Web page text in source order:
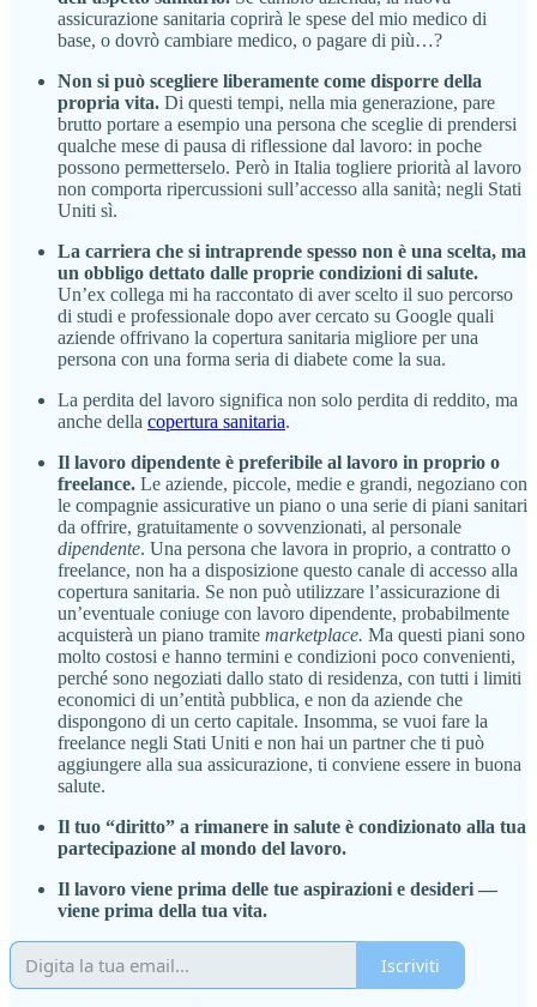
assicurazione sanitaria coprirà le spese del mio medico di
base, o dovrò cambiare medico, o pagare di più…?
Non si può scegliere liberamente come disporre della
propria vita. Di questi tempi, nella mia generazione, pare
brutto portare a esempio una persona che sceglie di prendersi
qualche mese di pausa di riflessione dal lavoro: in poche
possono permetterselo. Però in Italia togliere priorità al lavoro
non comporta ripercussioni sull’accesso alla sanità; negli Stati
Uniti sì.
La carriera che si intraprende spesso non è una scelta, ma
un obbligo dettato dalle proprie condizioni di salute.
Un’ex collega mi ha raccontato di aver scelto il suo percorso
di studi e professionale dopo aver cercato su Google quali
aziende offrivano la copertura sanitaria migliore per una
persona con una forma seria di diabete come la sua.
La perdita del lavoro significa non solo perdita di reddito, ma
anche della copertura sanitaria.
Il lavoro dipendente è preferibile al lavoro in proprio o
freelance. Le aziende, piccole, medie e grandi, negoziano con
le compagnie assicurative un piano o una serie di piani sanitari
da offrire, gratuitamente o sovvenzionati, al personale
dipendente. Una persona che lavora in proprio, a contratto o
freelance, non ha a disposizione questo canale di accesso alla
copertura sanitaria. Se non può utilizzare l’assicurazione di
un’eventuale coniuge con lavoro dipendente, probabilmente
acquisterà un piano tramite marketplace. Ma questi piani sono
molto costosi e hanno termini e condizioni poco convenienti,
perché sono negoziati dallo stato di residenza, con tutti i limiti
economici di un’entità pubblica, e non da aziende che
dispongono di un certo capitale. Insomma, se vuoi fare la
freelance negli Stati Uniti e non hai un partner che ti può
aggiungere alla sua assicurazione, ti conviene essere in buona
salute.
Il tuo “diritto” a rimanere in salute è condizionato alla tua
partecipazione al mondo del lavoro.
Il lavoro viene prima delle tue aspirazioni e desideri —
viene prima della tua vita.
Iscriviti